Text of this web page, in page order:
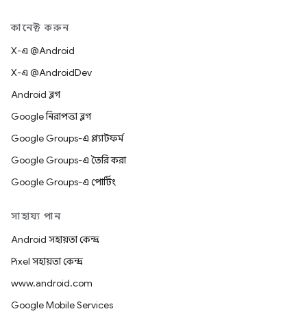
কানেক্ট করুন
X-এ @Android
X-এ @AndroidDev
Android ব্লগ
Google নিরাপত্তা ব্লগ
Google Groups-এ প্ল্যাটফর্ম
Google Groups-এ তৈরি করা
Google Groups-এ পোর্টিং
সাহায্য পান
Android সহায়তা কেন্দ্র
Pixel সহায়তা কেন্দ্র
www.android.com
Google Mobile Services